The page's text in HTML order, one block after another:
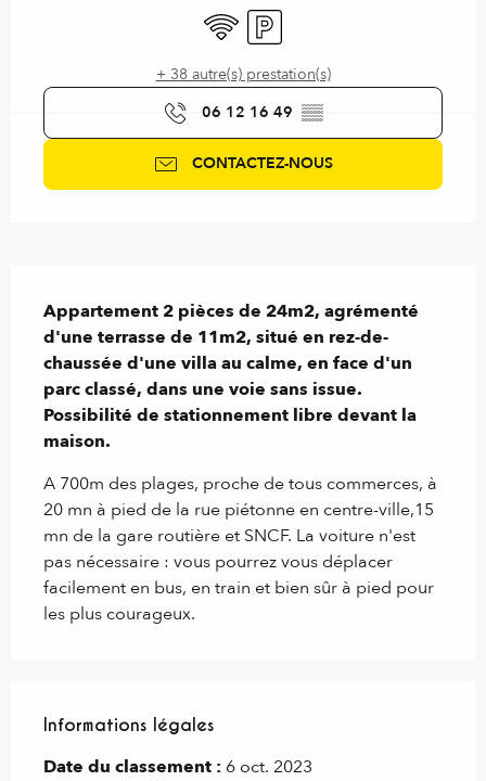
WiFi Parking
+ 38 autre(s) prestation(s)
06 12 16 49 ▒▒
CONTACTEZ-NOUS
Appartement 2 pièces de 24m2, agrémenté
d'une terrasse de 11m2, situé en rez-de-
chaussée d'une villa au calme, en face d'un
parc classé, dans une voie sans issue.
Possibilité de stationnement libre devant la
maison.
A 700m des plages, proche de tous commerces, à
20 mn à pied de la rue piétonne en centre-ville,15
mn de la gare routière et SNCF. La voiture n'est
pas nécessaire : vous pourrez vous déplacer
facilement en bus, en train et bien sûr à pied pour
les plus courageux.
Informations légales
Informations légales
Date du classement : 6 oct. 2023